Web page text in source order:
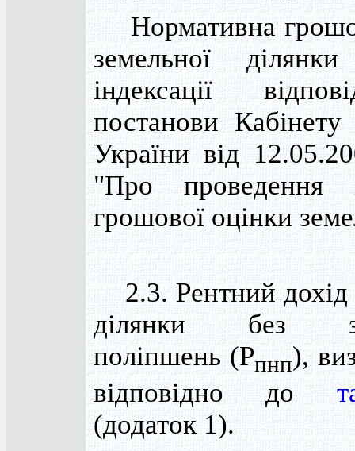
Нормативна
земельної ділянки
індексації
постанови Кабінету
України від
"Про проведення
грошової оцінки
2.3. Рентний дохід
ділянки без
поліпшень (Рпнп),
відповідно до
(додаток 1).